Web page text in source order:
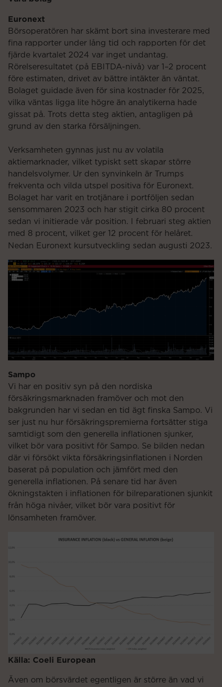
Euronext
Börsoperatören har skämt bort sina investerare med
fina rapporter under lång tid och rapporten för det
fjärde kvartalet 2024 var inget undantag.
Rörelseresultatet (på EBITDA-nivå) var 1–2 procent
före estimaten, drivet av bättre intäkter än väntat.
Bolaget guidade även för sina kostnader för 2025,
vilka väntas ligga lite högre än analytikerna hade
gissat på. Trots detta steg aktien, antagligen på
grund av den starka försäljningen.
Verksamheten gynnas just nu av volatila
aktiemarknader, vilket typiskt sett skapar större
handelsvolymer. Ur den synvinkeln är Trumps
frekventa och vilda utspel positiva för Euronext.
Bolaget har varit en trotjänare i portföljen sedan
sensommaren 2023 och har stigit cirka 80 procent
sedan vi initierade vår position. I februari steg aktien
med 8 procent, vilket ger 12 procent för helåret.
Nedan Euronext kursutveckling sedan augusti 2023.
Sampo
Vi har en positiv syn på den nordiska
försäkringsmarknaden framöver och mot den
bakgrunden har vi sedan en tid ägt finska Sampo. Vi
ser just nu hur försäkringspremierna fortsätter stiga
samtidigt som den generella inflationen sjunker,
vilket bör vara positivt för Sampo. Se bilden nedan
där vi försökt vikta försäkringsinflationen i Norden
baserat på population och jämfört med den
generella inflationen. På senare tid har även
ökningstakten i inflationen för bilreparationen sjunkit
från höga nivåer, vilket bör vara positivt för
lönsamheten framöver.
Källa: Coeli European
Även om börsvärdet egentligen är större än vad vi